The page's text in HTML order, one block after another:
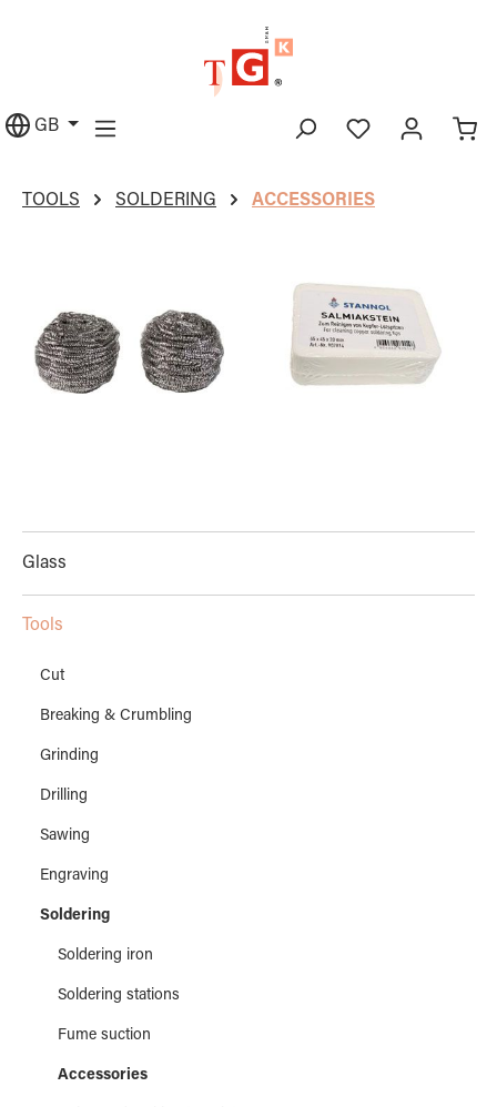
GB
TOOLS SOLDERING ACCESSORIES
Glass
Tools
Cut
Breaking & Crumbling
Grinding
Drilling
Sawing
Engraving
Soldering
Soldering iron
Soldering stations
Fume suction
Accessories